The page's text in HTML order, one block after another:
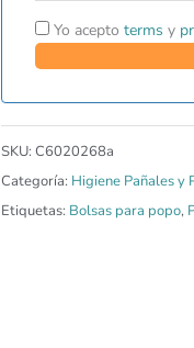
Yo acepto terms y
SKU: C6020268a
Categoría: Higiene Pañales y
Etiquetas: Bolsas para popo,